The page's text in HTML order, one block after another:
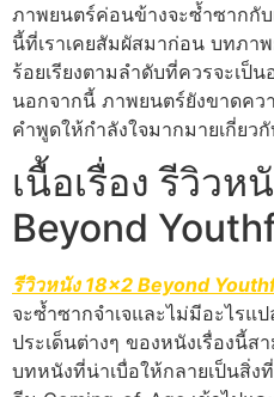
ภาพยนตร์ค่อนข้างจะซ้ำซากกั
นี้ที่เราเคยสัมผัสมาก่อน บทภา
ร้อยเรียงตามลำดับที่ควรจะเป็
นอกจากนี้ ภาพยนตร์ยังขาดคว
คำพูดให้กำลังใจมากมายเกี่ยว
เนื้อเรื่อง รีวิวห
Beyond
รีวิวหนัง 18×2 Beyond
จะซ้ำซากจำเจและไม่มีอะไรแ
ประเด็นต่างๆ ของหนังเรื่องนี้
บทหนังที่น่าเบื่อให้กลายเป็นสิ่ง